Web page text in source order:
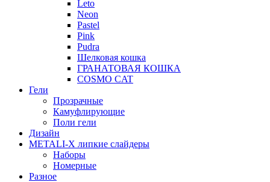
Leto
Neon
Pastel
Pink
Pudra
Шелковая кошка
ГРАНАТОВАЯ КОШКА
COSMO CAT
Гели
Прозрачные
Камуфлирующие
Поли гели
Дизайн
METALI-X липкие слайдеры
Наборы
Номерные
Разное